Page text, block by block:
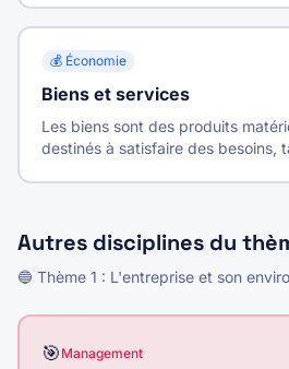
💰 Économie
Biens et services
Les biens sont des produits
destinés à satisfaire des besoins,
Autres disciplines du
🔵 Thème 1 : L'entreprise et son
🎯 Management